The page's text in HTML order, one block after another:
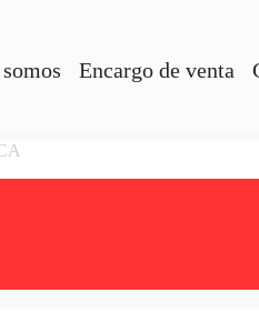
Encargo de venta